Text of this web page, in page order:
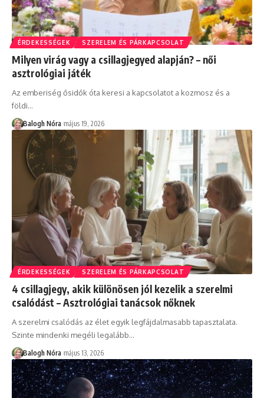
ÉRDEKESSÉGEK SZERELEM ÉS PÁRKAPCSOLAT
Milyen virág vagy a csillagjegyed alapján? – női
asztrológiai játék
Az emberiség ősidők óta keresi a kapcsolatot a kozmosz és a
földi…
Balogh Nóra május 19, 2026
ÉRDEKESSÉGEK SZERELEM ÉS PÁRKAPCSOLAT
4 csillagjegy, akik különösen jól kezelik a szerelmi
csalódást – Asztrológiai tanácsok nőknek
A szerelmi csalódás az élet egyik legfájdalmasabb tapasztalata.
Szinte mindenki megéli legalább…
Balogh Nóra május 13, 2026